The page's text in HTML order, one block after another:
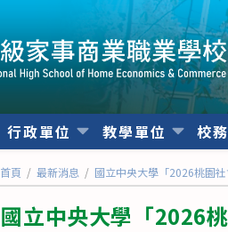
行政單位 教學單位 校
首頁 / 最新消息 / 國立中央大學「2026桃園
國立中央大學「2026